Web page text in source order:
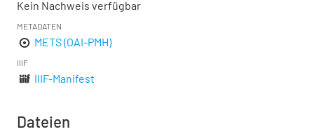
Kein Nachweis verfügbar
METADATEN
METS (OAI-PMH)
IIIF
IIIF-Manifest
Dateien